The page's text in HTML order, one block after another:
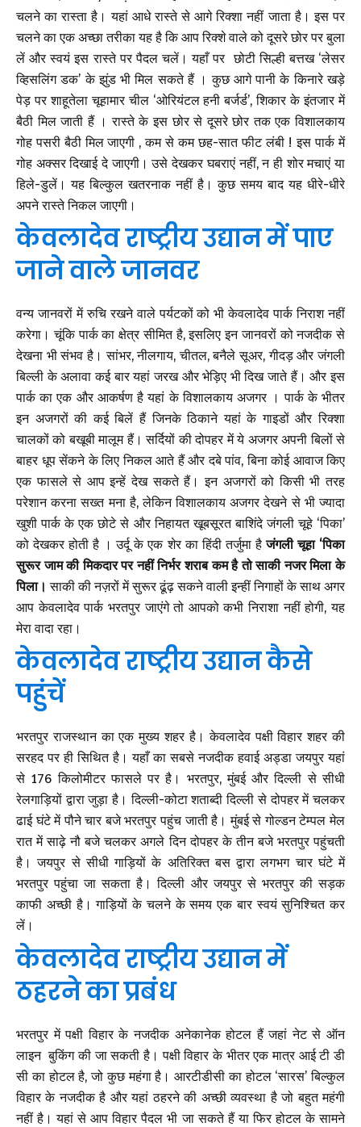
चलने का रास्ता है। यहां आधे रास्ते से आगे रिक्शा नहीं जाता है। इस पर
चलने का एक अच्छा तरीका यह है कि आप रिक्शे वाले को दूसरे छोर पर बुला
लें और स्वयं इस रास्ते पर पैदल चलें। यहाँ पर छोटी सिल्ही बत्तख ‘लेसर
व्हिसलिंग डक’ के झुंड भी मिल सकते हैं । कुछ आगे पानी के किनारे खड़े
पेड़ पर शाहूतेला चूहामार चील ‘ओरियंटल हनी बर्जर्ड’, शिकार के इंतजार में
बैठी मिल जाती हैं । रास्ते के इस छोर से दूसरे छोर तक एक विशालकाय
गोह पसरी बैठी मिल जाएगी , कम से कम छह-सात फीट लंबी ! इस पार्क में
गोह अक्सर दिखाई दे जाएगी। उसे देखकर घबराएं नहीं, न ही शोर मचाएं या
हिले-डुलें। यह बिल्कुल खतरनाक नहीं है। कुछ समय बाद यह धीरे-धीरे
अपने रास्ते निकल जाएगी।
केवलादेव राष्ट्रीय उद्यान में पाए
जाने वाले जानवर
वन्य जानवरों में रुचि रखने वाले पर्यटकों को भी केवलादेव पार्क निराश नहीं
करेगा। चूंकि पार्क का क्षेत्र सीमित है, इसलिए इन जानवरों को नजदीक से
देखना भी संभव है। सांभर, नीलगाय, चीतल, बनैले सूअर, गीदड़ और जंगली
बिल्ली के अलावा कई बार यहां जरख और भेड़िए भी दिख जाते हैं। और इस
पार्क का एक और आकर्षण है यहां के विशालकाय अजगर । पार्क के भीतर
इन अजगरों की कई बिलें हैं जिनके ठिकाने यहां के गाइडों और रिक्शा
चालकों को बखूबी मालूम हैं। सर्दियों की दोपहर में ये अजगर अपनी बिलों से
बाहर धूप सेंकने के लिए निकल आते हैं और दबे पांव, बिना कोई आवाज किए
एक फासले से आप इन्हें देख सकते हैं। इन अजगरों को किसी भी तरह
परेशान करना सख्त मना है, लेकिन विशालकाय अजगर देखने से भी ज्यादा
खुशी पार्क के एक छोटे से और निहायत खूबसूरत बाशिंदे जंगली चूहे ‘पिका’
को देखकर होती है । उर्दू के एक शेर का हिंदी तर्जुमा हैजंगली चूहा ‘पिका
सुरूर जाम की मिकदार पर नहीं निर्भर शराब कम है तो साकी नजर मिला के
पिला।साकी की नज़रों में सुरूर ढूंढ़ सकने वाली इन्हीं निगाहों के साथ अगर
आप केवलादेव पार्क भरतपुर जाएंगे तो आपको कभी निराशा नहीं होगी, यह
मेरा वादा रहा।
केवलादेव राष्ट्रीय उद्यान कैसे
पहुंचें
भरतपुर राजस्थान का एक मुख्य शहर है। केवलादेव पक्षी विहार शहर की
सरहद पर ही सिथित है। यहाँ का सबसे नजदीक हवाई अड्डा जयपुर यहां
से 176 किलोमीटर फासले पर है। भरतपुर, मुंबई और दिल्ली से सीधी
रेलगाड़ियों द्वारा जुड़ा है। दिल्ली-कोटा शताब्दी दिल्ली से दोपहर में चलकर
ढाई घंटे में पौने चार बजे भरतपुर पहुंच जाती है। मुंबई से गोल्डन टेम्पल मेल
रात में साढ़े नौ बजे चलकर अगले दिन दोपहर के तीन बजे भरतपुर पहुंचती
है। जयपुर से सीधी गाड़ियों के अतिरिक्त बस द्वारा लगभग चार घंटे में
भरतपुर पहुंचा जा सकता है। दिल्ली और जयपुर से भरतपुर की सड़क
काफी अच्छी है। गाड़ियों के चलने के समय एक बार स्वयं सुनिश्चित कर
लें।
केवलादेव राष्ट्रीय उद्यान में
ठहरने का प्रबंध
भरतपुर में पक्षी विहार के नजदीक अनेकानेक होटल हैं जहां नेट से ऑन
लाइन बुकिंग की जा सकती है। पक्षी विहार के भीतर एक मात्र आई टी डी
सी का होटल है, जो कुछ महंगा है। आरटीडीसी का होटल ‘सारस’ बिल्कुल
विहार के नजदीक है और यहां ठहरने की अच्छी व्यवस्था है जो बहुत महंगी
नहीं है। यहां से आप विहार पैदल भी जा सकते हैं या फिर होटल के सामने